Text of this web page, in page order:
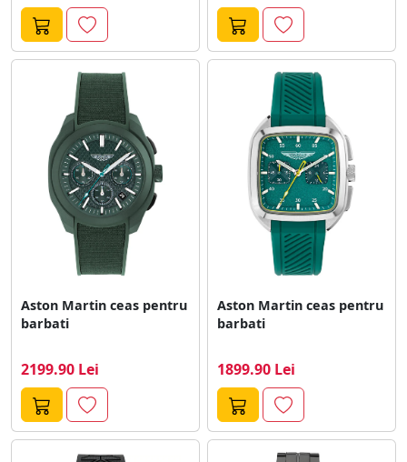
Aston Martin ceas pentru
barbati
2199.90 Lei
Aston Martin ceas pentru
barbati
1899.90 Lei